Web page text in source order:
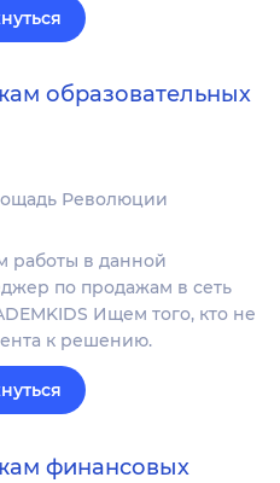
образовательных
Революции
работы в данной
по продажам в сеть
Ищем того, кто не
к решению.
финансовых